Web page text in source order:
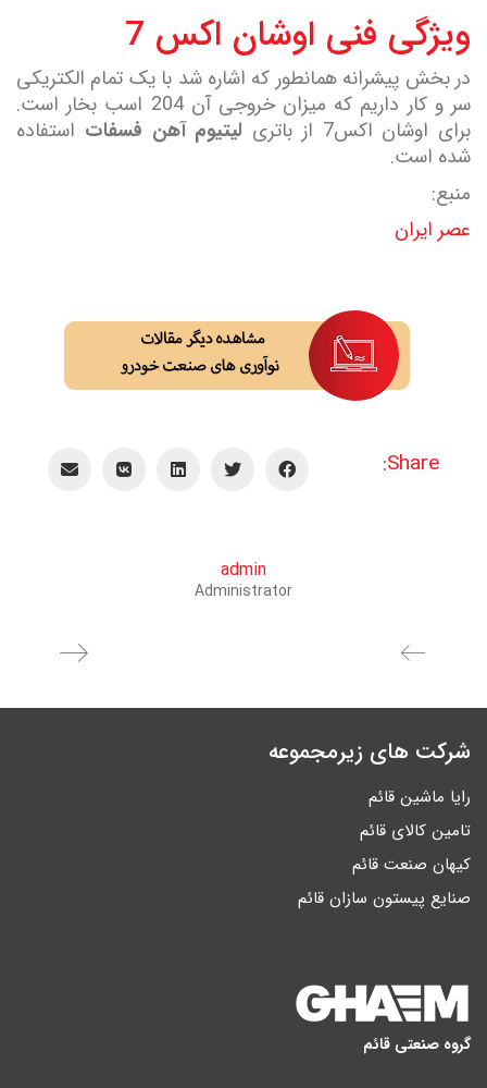
ویژگی فنی اوشان اکس 7
در بخش پیشرانه همانطور که اشاره شد با یک تمام الکتریکی
سر و کار داریم که میزان خروجی آن 204 اسب بخار است.
برای اوشان اکس7 از باتری
لیتیوم آهن فسفات استفاده
شده است.
منبع:
عصر ایران
Share:
admin
Administrator
شرکت های زیرمجموعه
رایا ماشین قائم
تامین کالای قائم
کیهان صنعت قائم
صنایع پیستون سازان قائم
گروه صنعتی قائم